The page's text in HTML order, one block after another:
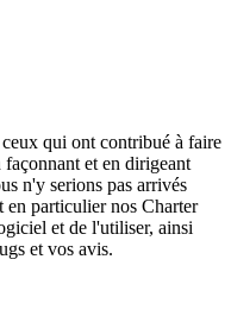
qui ont contribué à faire
et en dirigeant
n'y serions pas arrivés
en particulier nos Charter
et de l'utiliser, ainsi
et vos avis.